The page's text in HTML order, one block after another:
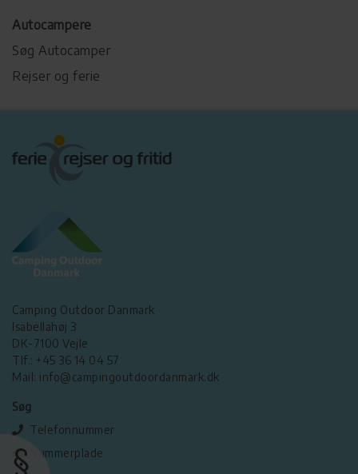
Autocampere
Søg Autocamper
Rejser og ferie
Camping Outdoor Danmark
Isabellahøj 3
DK-7100 Vejle
Tlf.: +45 36 14 04 57
Mail: info@campingoutdoordanmark.dk
Søg
Telefonnummer
Nummerplade